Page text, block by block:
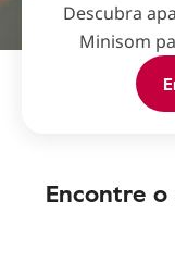
Descubra
Minisom
Encontre